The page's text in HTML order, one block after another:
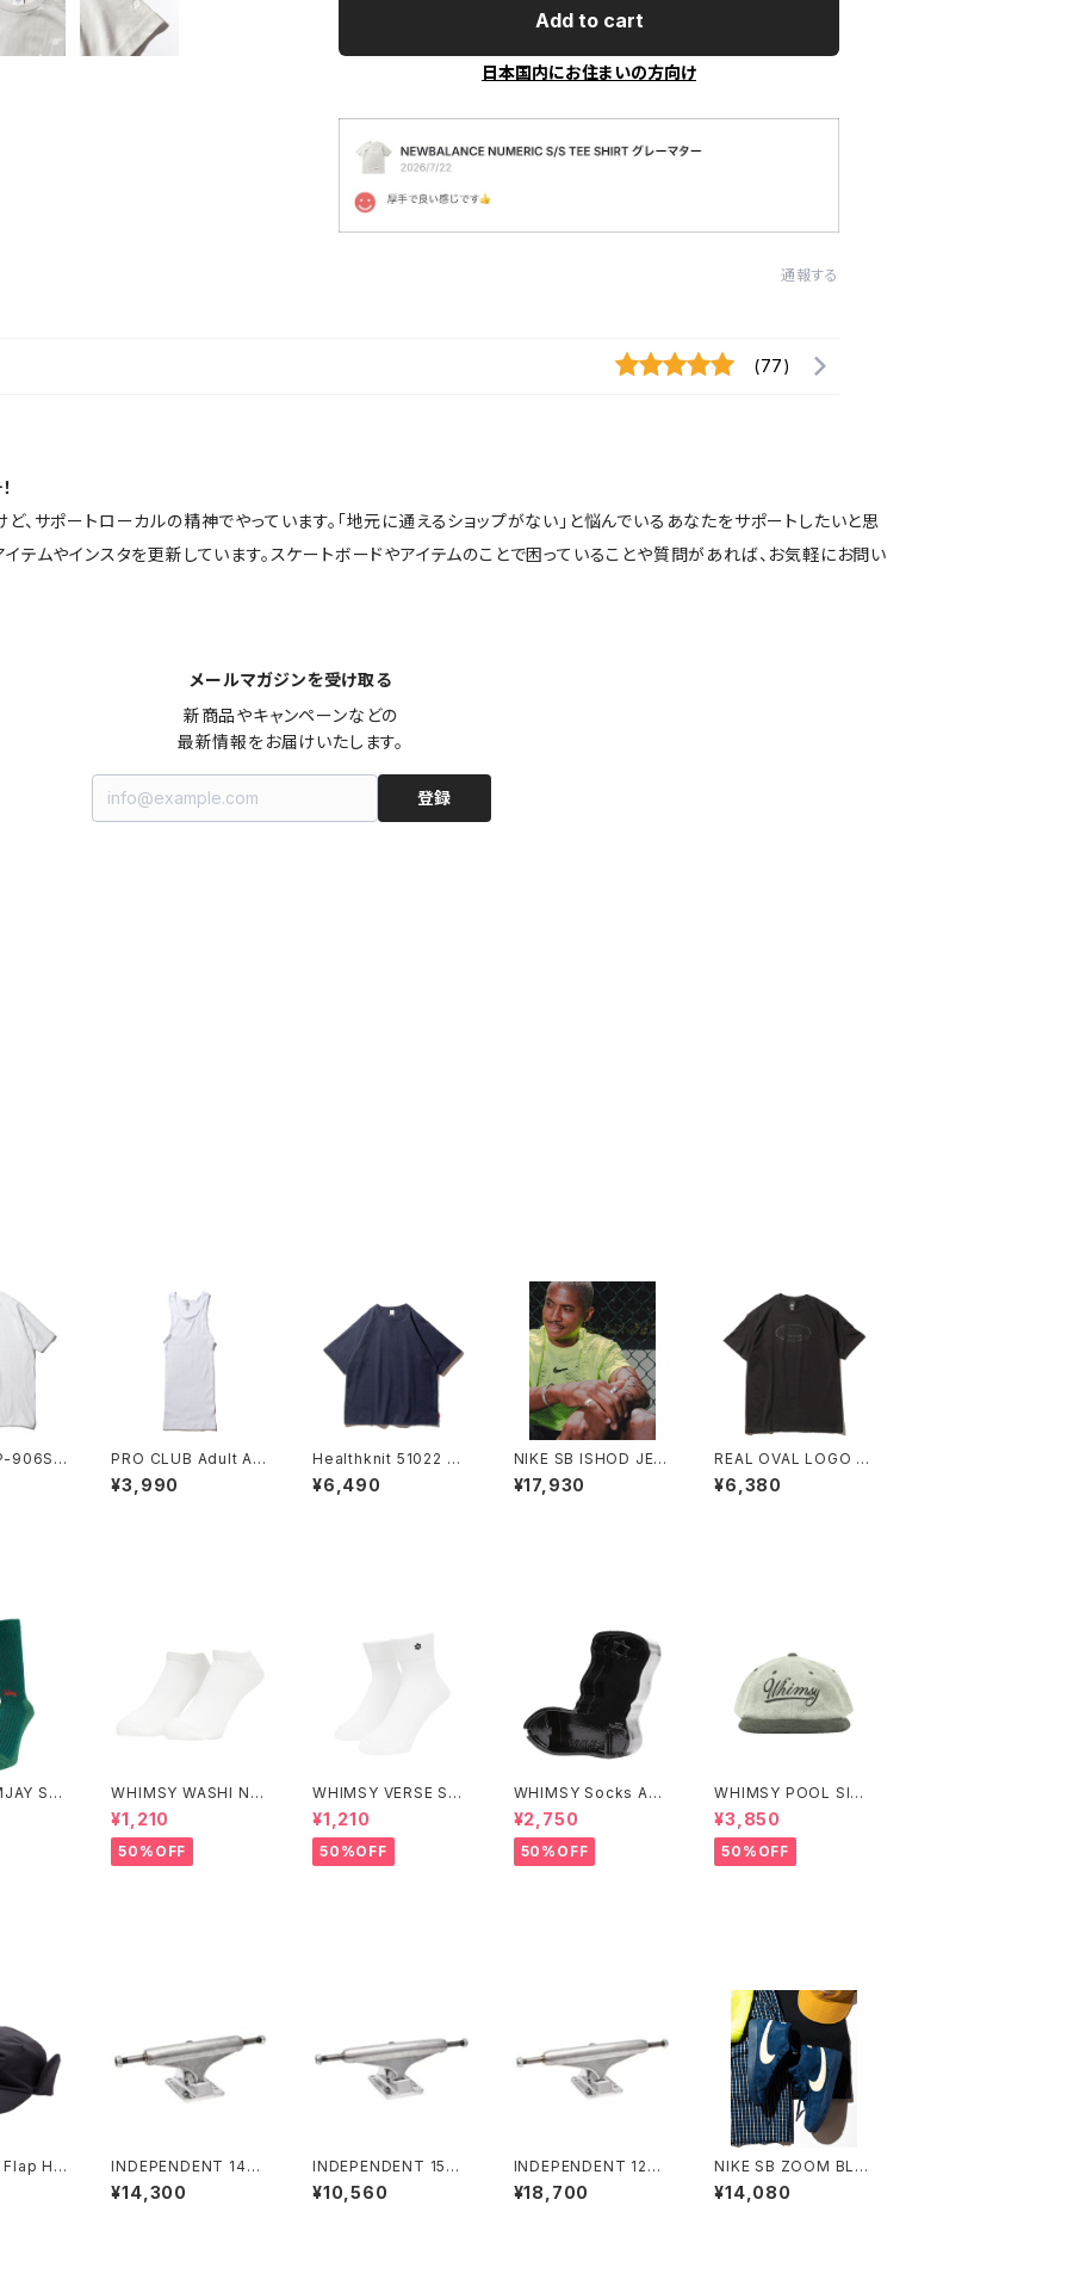
Add to cart
日本国内にお住まいの方向け
通報する
(77)
ど、サポートローカルの精神でやっています。「地元に通えるショップがない」と悩んでいるあなたをサポートしたいと思
イテムやインスタを更新しています。スケートボードやアイテムのことで困っていることや質問があれば、お気軽にお問い
メールマガジンを受け取る
新商品やキャンペーンなどの
最新情報をお届けいたします。
登録
906S 1
TEE
ック ヘ
PRO CLUB Adult A-
Shirts 3枚入り プロク
ラブ タンクトップ 3P
¥3,990
Healthknit 51022 マ
ックスウェイトスエットラ
グランTシャツ ヘルスニ
¥6,490
NIKE SB ISHOD JER
SEY TEE
¥17,930
REAL OVAL LOGO T
EE ALL BLACK
¥6,380
SO
WHIMSY WASHI NO
SHOW SOCKS
¥1,210
50%OFF
WHIMSY VERSE SO
CKS
¥1,210
50%OFF
WHIMSY Socks Ash
Tray
¥2,750
50%OFF
WHIMSY POOL SIDE
CAP
¥3,850
50%OFF
Ha
INDEPENDENT 149
STAGE 11 FORGED H
OLLOW SILVER STA
¥14,300
INDEPENDENT 159
STAGE 11 POLISHED
SKATEBOARD TRUC
¥10,560
INDEPENDENT 129
STAGE 11 FORGED T
ITANIUM STANDAR
¥18,700
NIKE SB ZOOM BLA
ZER MID COASTAL
BLUE/PALE YELLOW
¥14,080